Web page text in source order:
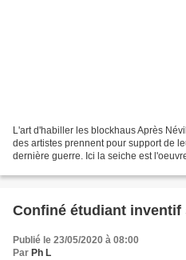
L'art d'habiller les blockhaus Après
des artistes prennent pour support de
dernière guerre. Ici la seiche est
Confiné étudiant
Publié le 23/05/2020 à 08:00
Par Ph L